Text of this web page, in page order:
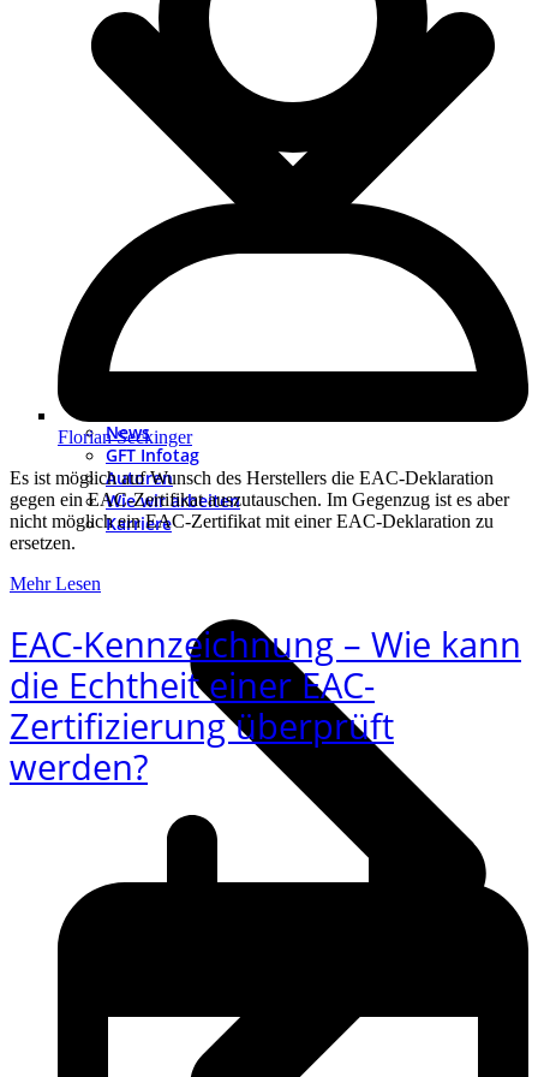
News
GFT Infotag
Autoren
Wie wir arbeiten
Karriere
Florian Seckinger
Es ist möglich auf Wunsch des Herstellers die EAC-Deklaration
gegen ein EAC-Zertifikat auszutauschen. Im Gegenzug ist es aber
nicht möglich ein EAC-Zertifikat mit einer EAC-Deklaration zu
ersetzen.
Mehr Lesen
EAC-Kennzeichnung – Wie kann
die Echtheit einer EAC-
Zertifizierung überprüft
werden?